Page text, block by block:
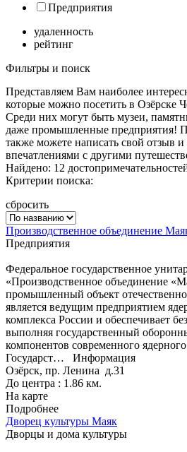
Предприятия
удаленность
рейтинг
Фильтры и поиск
Представляем Вам наиболее
которые можно посетить в Озёрске
Среди них могут быть музеи,
даже промышленные предприятия!
также можете написать свой отзыв и
впечатлениями с другими
Найдено: 12
Критерии поиска:
сбросить
Производственное объединение
Предприятия
Федеральное государственное
«Производственное объединение
промышленный объект
является ведущим предприятием
комплекса России и обеспечивает
выполняя государственный
компонентов современного
Государст… Информация
Озёрск, пр. Ленина д.31
До центра : 1.86 км.
На карте
Подробнее
Дворец культуры Маяк
Дворцы и дома культуры